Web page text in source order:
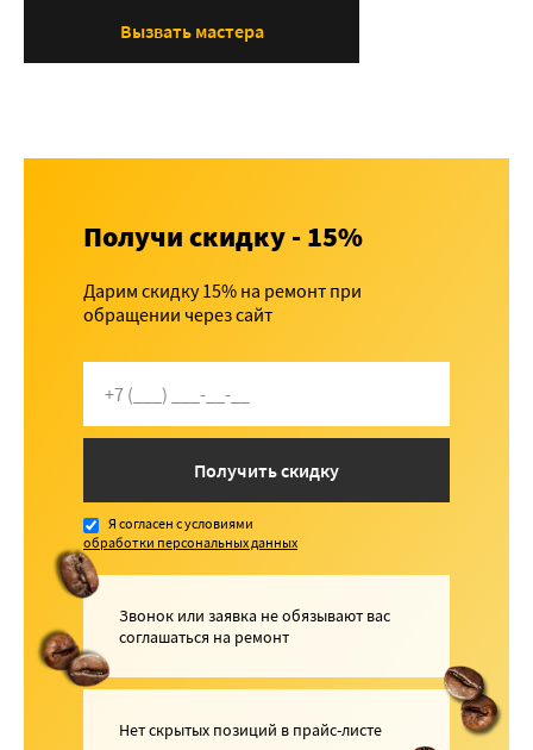
Вызвать мастера
Получи скидку - 15%
Дарим скидку 15% на ремонт при
обращении через сайт
Получить скидку
Я согласен с условиями
обработки персональных данных
Звонок или заявка не обязывают вас
соглашаться на ремонт
Нет скрытых позиций в прайс-листе